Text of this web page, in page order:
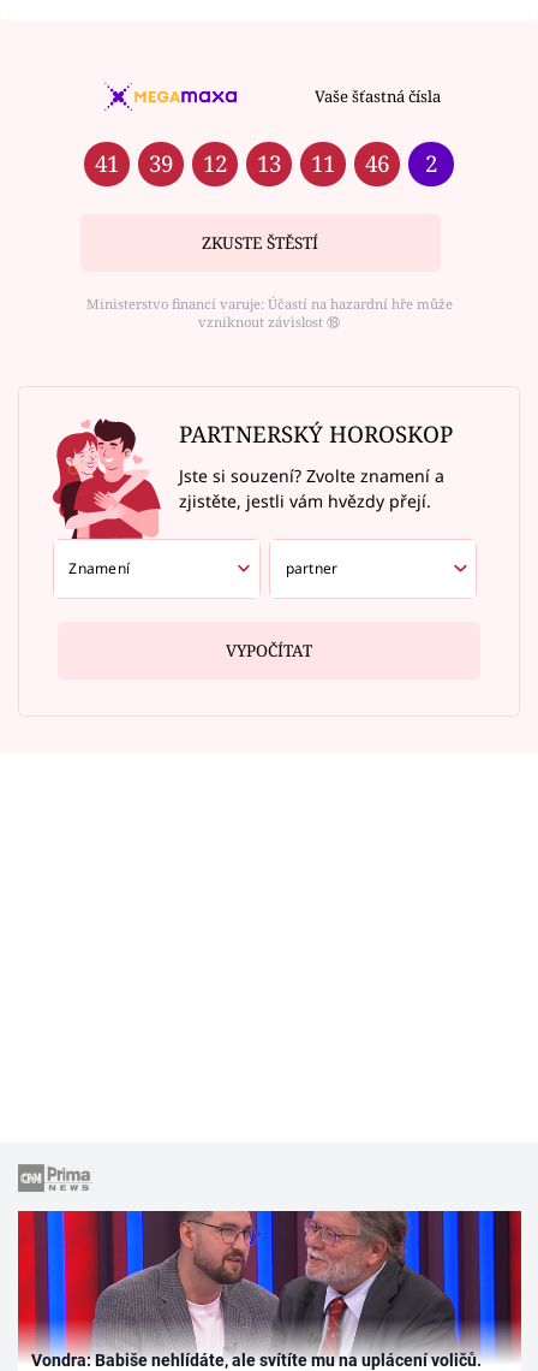
Vaše šťastná čísla
41 39 12 13 11 46 2
ZKUSTE ŠTĚSTÍ
Ministerstvo financí varuje: Účastí na hazardní hře může
vzniknout závislost ⑱
PARTNERSKÝ HOROSKOP
Jste si souzení? Zvolte znamení a
zjistěte, jestli vám hvězdy přejí.
VYPOČÍTAT
Vondra: Babiše nehlídáte, ale svítíte mu na uplácení voličů.